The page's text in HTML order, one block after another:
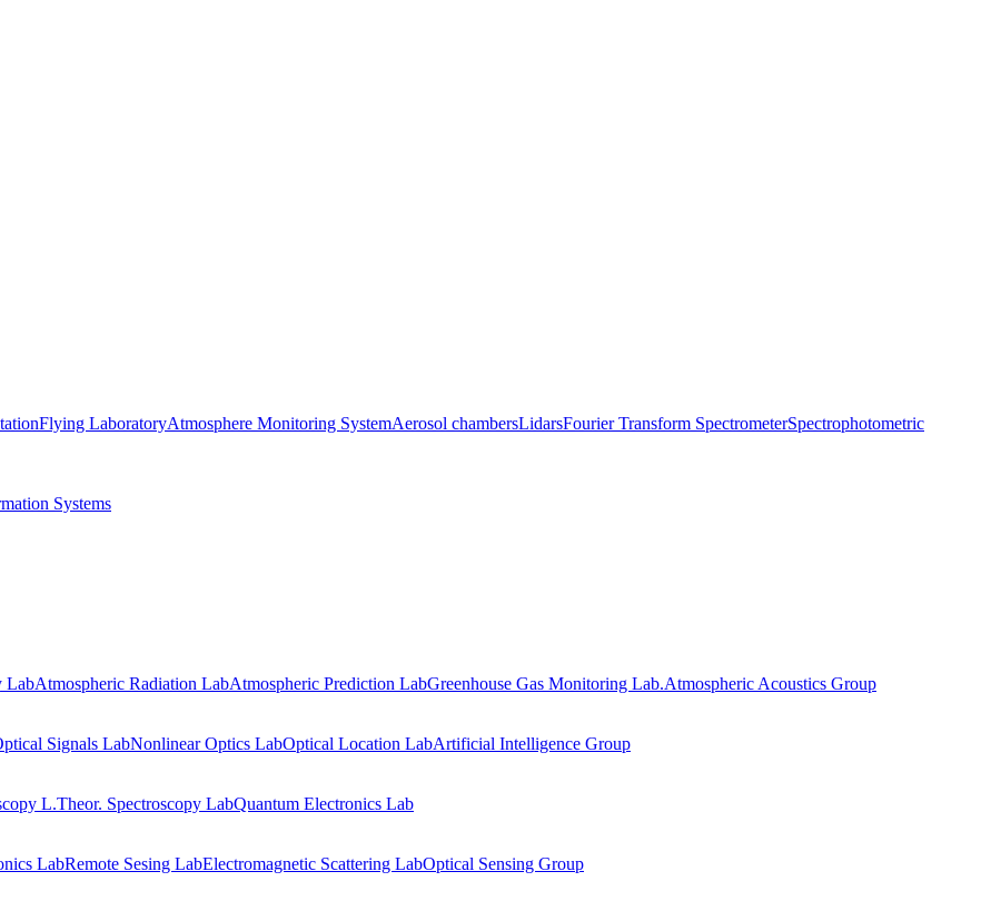
Flying LaboratoryAtmosphere Monitoring SystemAerosol chambersLidarsFourier Transform SpectrometerSpectrophotometric
Systems
LabAtmospheric Radiation LabAtmospheric Prediction LabGreenhouse Gas Monitoring Lab.Atmospheric Acoustics Group
Signals LabNonlinear Optics LabOptical Location LabArtificial Intelligence Group
L.Theor. Spectroscopy LabQuantum Electronics Lab
LabRemote Sesing LabElectromagnetic Scattering LabOptical Sensing Group